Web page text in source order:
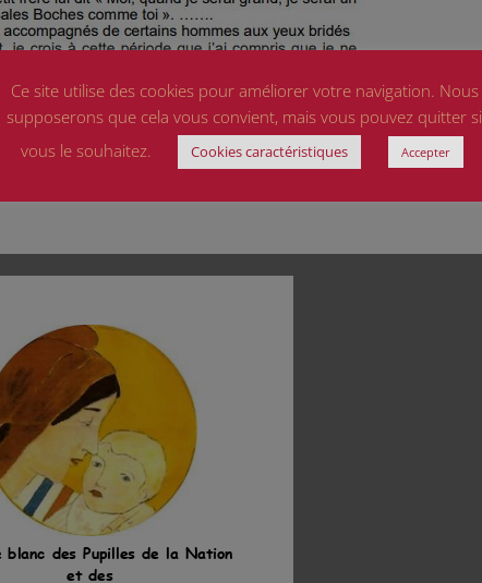
Ce site utilise des cookies pour améliorer votre navigation. Nous
supposerons que cela vous convient, mais vous pouvez quitter si
vous le souhaitez.
Cookies caractéristiques Accepter